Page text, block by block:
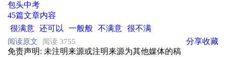
包头中考
45篇文章内容
很满意 还可以 一般般 不满意 很不满
阅读原文 阅读 3755 收藏
分享
免责声明: 未注明来源或注明来源为其他媒体的稿